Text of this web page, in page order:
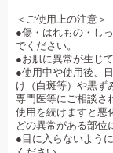
＜ご使用上の注意＞
●傷・はれもの・し
でください。
●お肌に異常が生じ
●使用中や使用後、
け（白斑等）や黒ず
専門医等にご相談さ
使用を続けますと悪
どの異常がある部位
●目に入らないよう